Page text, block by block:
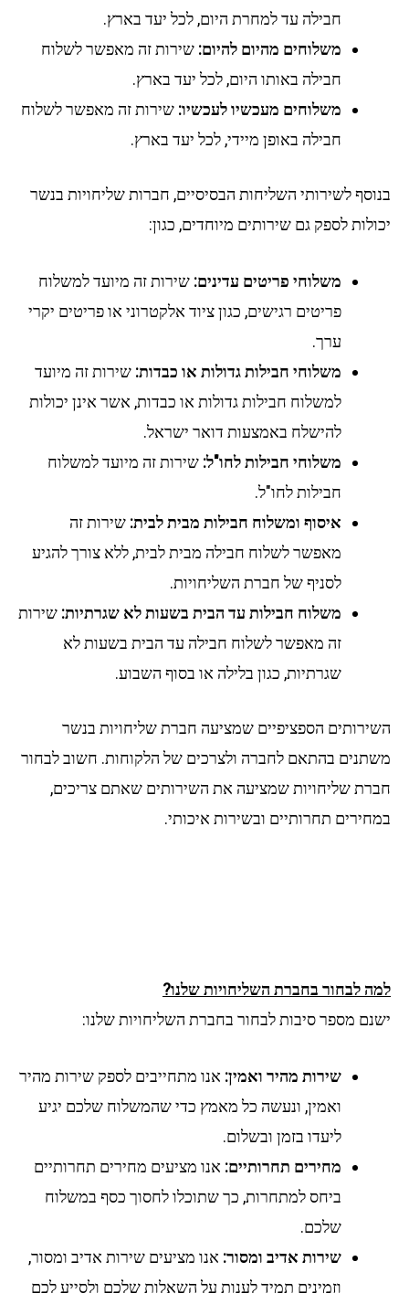
חבילה עד למחרת היום, לכל יעד בארץ.
משלוחים מהיום להיום: שירות זה מאפשר לשלוח
חבילה באותו היום, לכל יעד בארץ.
משלוחים מעכשיו לעכשיו: שירות זה מאפשר לשלוח
חבילה באופן מיידי, לכל יעד בארץ.
בנוסף לשירותי השליחות הבסיסיים, חברות שליחויות בנשר
יכולות לספק גם שירותים מיוחדים, כגון:
משלוחי פריטים עדינים: שירות זה מיועד למשלוח
פריטים רגישים, כגון ציוד אלקטרוני או פריטים יקרי
ערך.
משלוחי חבילות גדולות או כבדות: שירות זה מיועד
למשלוח חבילות גדולות או כבדות, אשר אינן יכולות
להישלח באמצעות דואר ישראל.
משלוחי חבילות לחו"ל: שירות זה מיועד למשלוח
חבילות לחו"ל.
איסוף ומשלוח חבילות מבית לבית: שירות זה
מאפשר לשלוח חבילה מבית לבית, ללא צורך להגיע
לסניף של חברת השליחויות.
משלוח חבילות עד הבית בשעות לא שגרתיות: שירות
זה מאפשר לשלוח חבילה עד הבית בשעות לא
שגרתיות, כגון בלילה או בסוף השבוע.
השירותים הספציפיים שמציעה חברת שליחויות בנשר
משתנים בהתאם לחברה ולצרכים של הלקוחות. חשוב לבחור
חברת שליחויות שמציעה את השירותים שאתם צריכים,
במחירים תחרותיים ובשירות איכותי.
למה לבחור בחברת השליחויות שלנו?
ישנם מספר סיבות לבחור בחברת השליחויות שלנו:
שירות מהיר ואמין: אנו מתחייבים לספק שירות מהיר
ואמין, ונעשה כל מאמץ כדי שהמשלוח שלכם יגיע
ליעדו בזמן ובשלום.
מחירים תחרותיים: אנו מציעים מחירים תחרותיים
ביחס למתחרות, כך שתוכלו לחסוך כסף במשלוח
שלכם.
שירות אדיב ומסור: אנו מציעים שירות אדיב ומסור,
וזמינים תמיד לענות על השאלות שלכם ולסייע לכם